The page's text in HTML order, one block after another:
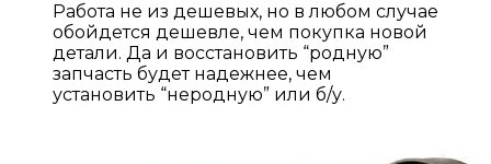
Работа не из дешевых, но в любом случае
обойдется дешевле, чем покупка новой
детали. Да и восстановить “родную”
запчасть будет надежнее, чем
установить “неродную” или б/у.